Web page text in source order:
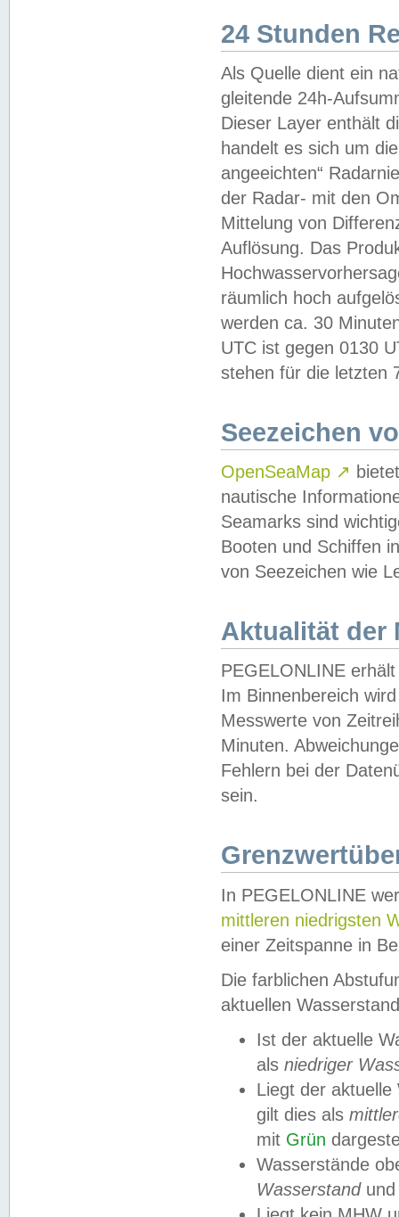
24 Stunden
Als Quelle dient ein
gleitende 24h-
Dieser Layer enthält
handelt es sich um
angeeichten“
der Radar- mit den
Mittelung von
Auflösung. Das
räumlich hoch
werden ca. 30
UTC ist gegen 0130
stehen für die letzten
Seezeichen
OpenSeaMap ↗
nautische
Seamarks sind
Booten und Schiffen
von Seezeichen wie
Aktualität der
PEGELONLINE
Im Binnenbereich
Messwerte von
Minuten.
Fehlern bei der
sein.
In PEGELONLINE
mittleren niedrigsten
einer Zeitspanne in
Die farblichen
aktuellen
Ist der aktuelle
als niedriger
Liegt der
gilt dies als
mit Grün
Wasserstände
Wasserstandund